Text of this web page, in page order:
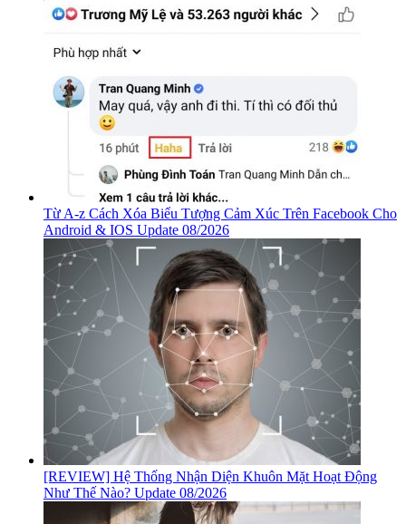
Từ A-z Cách Xóa Biểu Tượng Cảm Xúc Trên Facebook Cho
Android & IOS Update 08/2026
[REVIEW] Hệ Thống Nhận Diện Khuôn Mặt Hoạt Động
Như Thế Nào? Update 08/2026